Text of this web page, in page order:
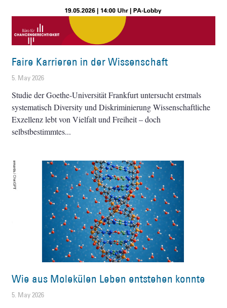
Faire Karrieren in der Wissenschaft
5. May 2026
Studie der Goethe-Universität Frankfurt untersucht erstmals
systematisch Diversity und Diskriminierung Wissenschaftliche
Exzellenz lebt von Vielfalt und Freiheit – doch
selbstbestimmtes
Wie aus Molekülen Leben entstehen konnte
5. May 2026